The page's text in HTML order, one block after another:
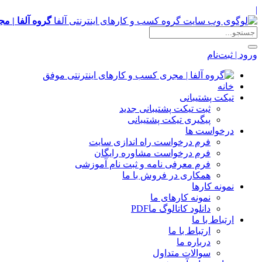
|
گروه آلفا |
ورود | ثبت‌نام
خانه
تیکت پشتیبانی
ثبت تیکت پشتیبانی جدید
پیگیری تیکت پشتیبانی
درخواست ها
فرم درخواست راه اندازی سایت
فرم درخواست مشاوره رایگان
فرم معرفی نامه و ثبت نام آموزشی
همکاری در فروش با ما
نمونه کارها
نمونه کارهای ما
دانلود کاتالوگ ماPDF
ارتباط با ما
ارتباط با ما
درباره ما
سوالات متداول